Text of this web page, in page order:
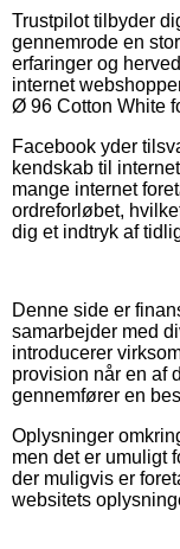
Trustpilot tilbyder
gennemrode en
erfaringer og
internet
Ø 96 Cotton White
Facebook yder
kendskab til
mange internet
ordreforløbet,
dig et indtryk af
Denne side er
samarbejder med
introducerer
provision når en af
gennemfører en
Oplysninger
men det er umuligt
der muligvis er
websitets